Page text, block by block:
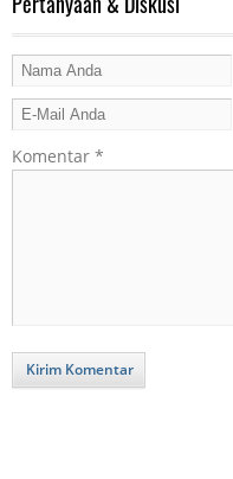
Komentar *
Kirim Komentar